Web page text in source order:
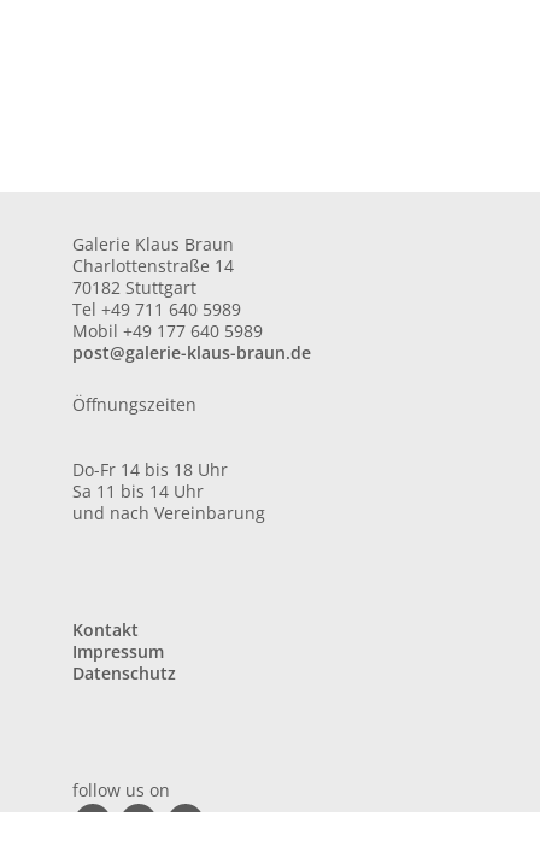
Galerie Klaus Braun
Charlottenstraße 14
70182 Stuttgart
Tel +49 711 640 5989
Mobil +49 177 640 5989
post@galerie-klaus-braun.de
Öffnungszeiten
Do-Fr 14 bis 18 Uhr
Sa 11 bis 14 Uhr
und nach Vereinbarung
Kontakt
Impressum
Datenschutz
follow us on